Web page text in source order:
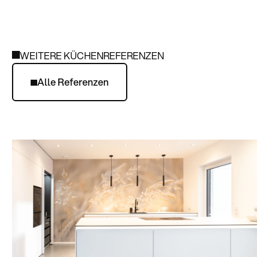
WEITERE KÜCHENREFERENZEN
Alle Referenzen